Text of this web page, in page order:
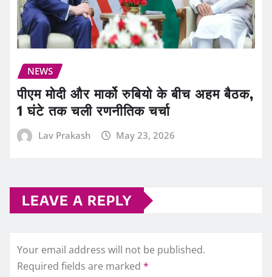
NEWS
पीएम मोदी और मार्को रुबियो के बीच अहम बैठक,
1 घंटे तक चली रणनीतिक चर्चा
Lav Prakash May 23, 2026
LEAVE A REPLY
Your email address will not be published.
Required fields are marked *